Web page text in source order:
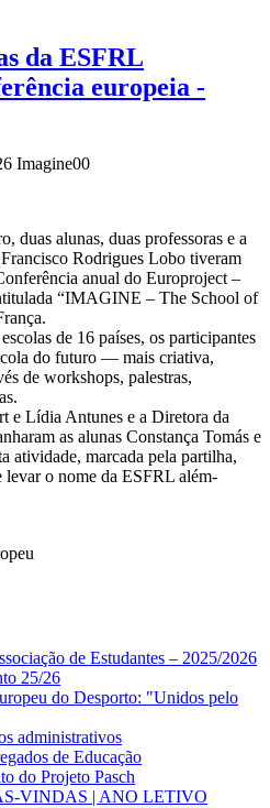
da ESFRL
europeia -
duas alunas, duas professoras e a
Rodrigues Lobo tiveram
anual do Europroject –
“IMAGINE – The School of
de 16 países, os participantes
do futuro — mais criativa,
de workshops, palestras,
e Lídia Antunes e a Diretora da
as alunas Constança Tomás e
atividade, marcada pela partilha,
levar o nome da ESFRL além-
de Estudantes – 2025/2026
25/26
do Desporto: "Unidos pelo
administrativos
de Educação
do Projeto Pasch
VINDAS | ANO LETIVO